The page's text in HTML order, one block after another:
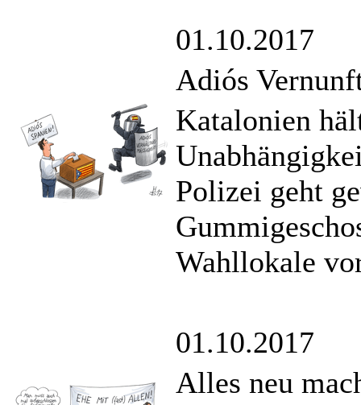
01.10.2017
Adiós
Katalonien
Polizei geht
Wahllokale
01.10.2017
Alles neu